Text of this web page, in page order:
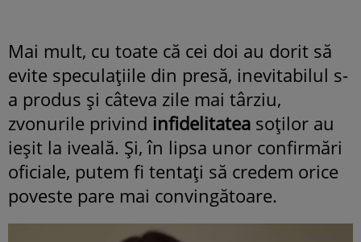
Mai mult, cu toate că cei doi au dorit să
evite speculaţiile din presă, inevitabilul s-
a produs şi câteva zile mai târziu,
zvonurile privind infidelitatea soţilor au
ieşit la iveală. Şi, în lipsa unor confirmări
oficiale, putem fi tentaţi să credem orice
poveste pare mai convingătoare.